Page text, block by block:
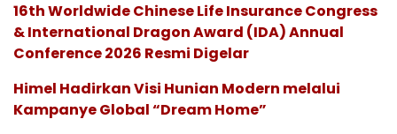
16th Worldwide Chinese Life Insurance Congress
& International Dragon Award (IDA) Annual
Conference 2026 Resmi Digelar
Himel Hadirkan Visi Hunian Modern melalui
Kampanye Global “Dream Home”